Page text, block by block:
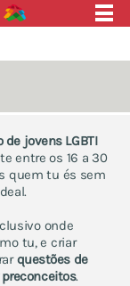
jovens LGBTI
entre os 16 a 30
quem tu és sem
onde
tu, e criar
questões de
.